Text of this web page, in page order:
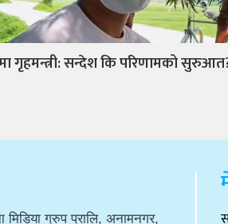
गृहमन्त्री: सन्देश कि परिणामको
मिडिया ग्रुप प्रालि, अनामनगर,